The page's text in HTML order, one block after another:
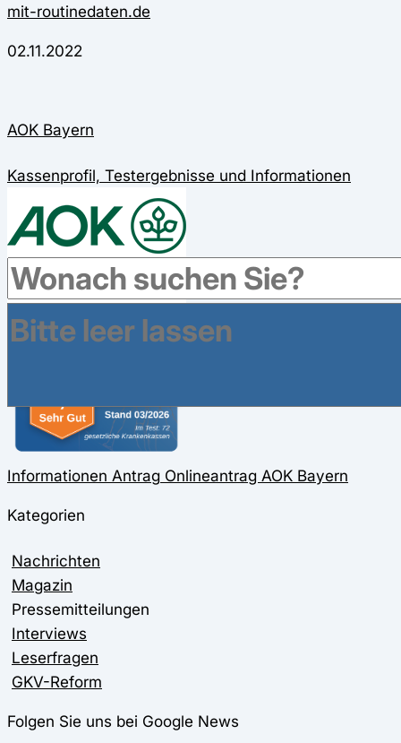
mit-routinedaten.de
02.11.2022
AOK Bayern
Kassenprofil, Testergebnisse und Informationen
Informationen Antrag Onlineantrag AOK Bayern
Kategorien
Nachrichten
Magazin
Pressemitteilungen
Interviews
Leserfragen
GKV-Reform
Folgen Sie uns bei Google News